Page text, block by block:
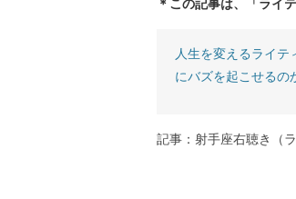
＊この記事は、「ライ
人生を変えるライテ
にバズを起こせるの
記事：射手座右聴き（